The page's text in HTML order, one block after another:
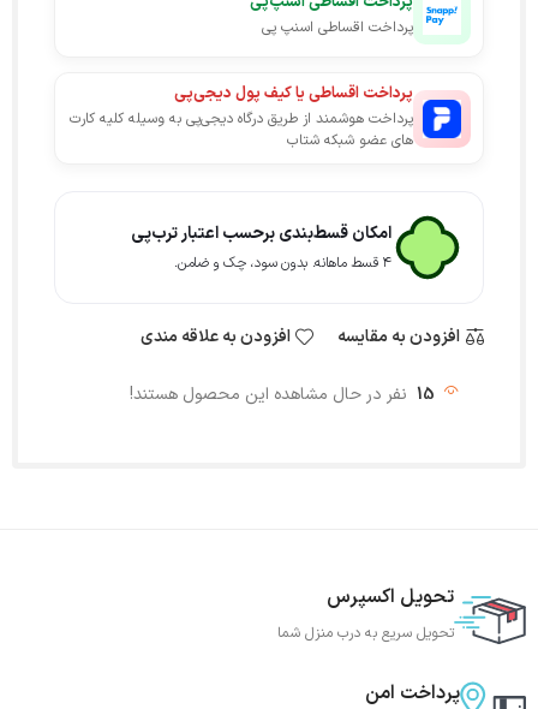
پرداخت اقساطی اسنپ پی
پرداخت اقساطی یا کیف پول دیجی‌پی
پرداخت هوشمند از طریق درگاه دیجی‌پی به وسیله کلیه کارت
های عضو شبکه شتاب
امکان قسط‌بندی برحسب اعتبار ترب‌پی
۴ قسط ماهانه. بدون سود، چک و ضامن.
افزودن به مقایسه افزودن به علاقه مندی
15 نفر در حال مشاهده این محصول هستند!
تحویل اکسپرس
تحویل سریع به درب منزل شما
پرداخت امن